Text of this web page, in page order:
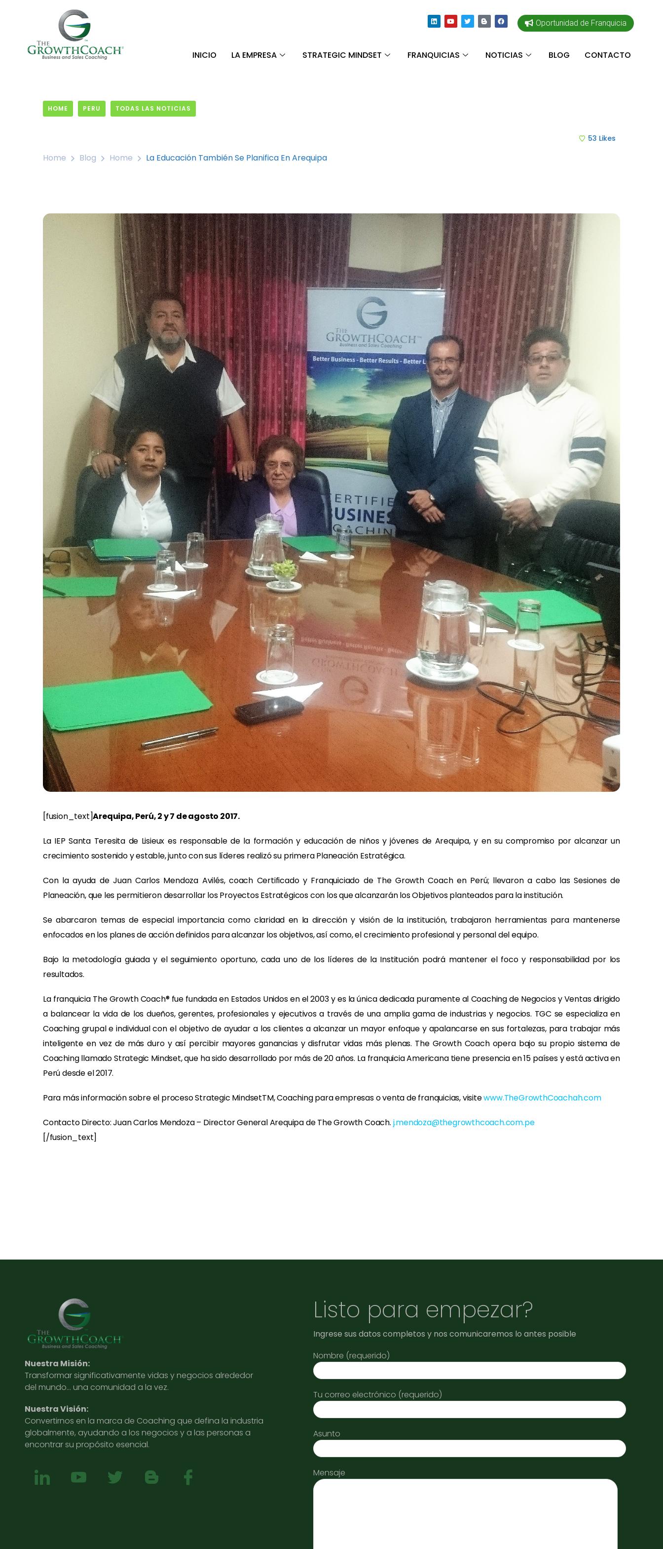
Oportunidad de Franquicia
INICIO LA EMPRESA STRATEGIC MINDSET FRANQUICIAS NOTICIAS BLOG CONTACTO
HOME PERU TODAS LAS NOTICIAS
53 Likes
Home Blog Home La Educación También Se Planifica En Arequipa
[fusion_text]Arequipa, Perú, 2 y 7 de agosto 2017.
La IEP Santa Teresita de Lisieux es responsable de la formación y educación de niños y jóvenes de Arequipa, y en su compromiso por alcanzar un
crecimiento sostenido y estable, junto con sus líderes realizó su primera Planeación Estratégica.
Con la ayuda de Juan Carlos Mendoza Avilés, coach Certificado y Franquiciado de The Growth Coach en Perú; llevaron a cabo las Sesiones de
Planeación, que les permitieron desarrollar los Proyectos Estratégicos con los que alcanzarán los Objetivos planteados para la institución.
Se abarcaron temas de especial importancia como claridad en la dirección y visión de la institución, trabajaron herramientas para mantenerse
enfocados en los planes de acción definidos para alcanzar los objetivos, así como, el crecimiento profesional y personal del equipo.
Bajo la metodología guiada y el seguimiento oportuno, cada uno de los líderes de la Institución podrá mantener el foco y responsabilidad por los
resultados.
La franquicia The Growth Coach® fue fundada en Estados Unidos en el 2003 y es la única dedicada puramente al Coaching de Negocios y Ventas dirigido
a balancear la vida de los dueños, gerentes, profesionales y ejecutivos a través de una amplia gama de industrias y negocios. TGC se especializa en
Coaching grupal e individual con el objetivo de ayudar a los clientes a alcanzar un mayor enfoque y apalancarse en sus fortalezas, para trabajar más
inteligente en vez de más duro y así percibir mayores ganancias y disfrutar vidas más plenas. The Growth Coach opera bajo su propio sistema de
Coaching llamado Strategic Mindset, que ha sido desarrollado por más de 20 años. La franquicia Americana tiene presencia en 15 países y está activa en
Perú desde el 2017.
Para más información sobre el proceso Strategic MindsetTM, Coaching para empresas o venta de franquicias, visitewww.TheGrowthCoachah.com
Contacto Directo: Juan Carlos Mendoza – Director General Arequipa de The Growth Coach. j.mendoza@thegrowthcoach.com.pe
[/fusion_text]
Nuestra Misión:
Transformar significativamente vidas y negocios alrededor
del mundo… una comunidad a la vez.
Nuestra Visión:
Convertirnos en la marca de Coaching que defina la industria
globalmente, ayudando a los negocios y a las personas a
encontrar su propósito esencial.
Listo para empezar?
Ingrese sus datos completos y nos comunicaremos lo antes posible
Nombre (requerido)
Tu correo electrónico (requerido)
Asunto
Mensaje